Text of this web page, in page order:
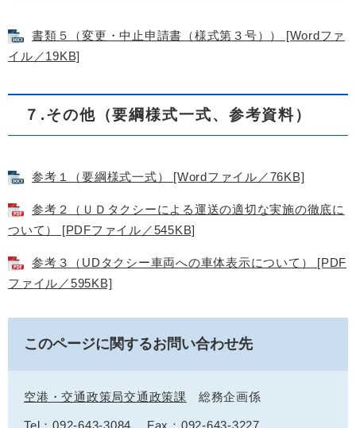
書類５（変更・中止申請書（様式第３号）） [Wordファ
イル／19KB]
７.その他（要綱様式一式、参考資料）
参考１（要綱様式一式） [Wordファイル／76KB]
参考２（ＵＤタクシーによる運送の適切な実施の徹底に
ついて） [PDFファイル／545KB]
参考３（UDタクシー車両への車体表示について） [PDF
ファイル／595KB]
このページに関するお問い合わせ先
空港・交通政策局交通政策課 総務企画係